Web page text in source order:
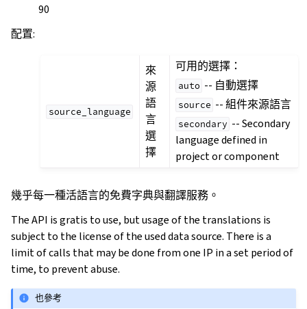
90
配置:
source_language
來
源
語
言
選
擇
可用的選擇：
auto -- 自動選擇
source -- 組件來源語言
secondary -- Secondary
language defined in
project or component
幾乎每一種活語言的免費字典與翻譯服務。
The API is gratis to use, but usage of the translations is
subject to the license of the used data source. There is a
limit of calls that may be done from one IP in a set period of
time, to prevent abuse.
也參考